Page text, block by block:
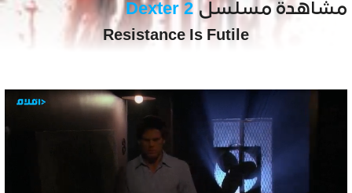
مشاهدة مسلسل Dexter 2
Resistance Is Futile